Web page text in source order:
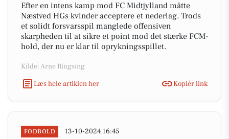
Efter en intens kamp mod FC Midtjylland måtte
Næstved HGs kvinder acceptere et nederlag. Trods
et solidt forsvarsspil manglede offensiven
skarpheden til at sikre et point mod det stærke FCM-
hold, der nu er klar til oprykningsspillet.
Kilde: Arne Ringsing
Læs hele artiklen her
Kopiér link
FODBOLD 13-10-2024 16:45